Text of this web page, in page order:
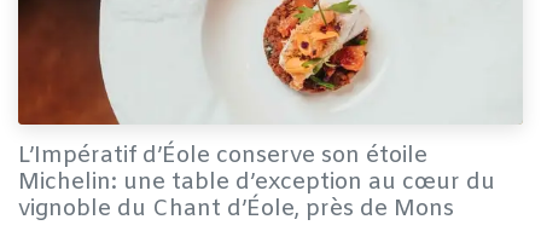
L’Impératif d’Éole conserve son étoile
Michelin: une table d’exception au cœur du
vignoble du Chant d’Éole, près de Mons